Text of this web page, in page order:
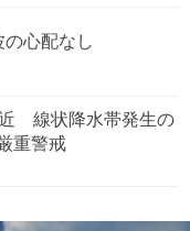
心配なし
線状降水帯発生の
重警戒